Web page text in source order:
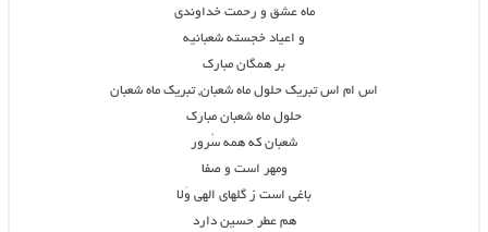
ماه عشق و رحمت خداوندی
و اعیاد خجسته شعبانیه
بر همگان مبارک
اس ام اس تبریک حلول ماه شعبان, تبریک ماه شعبان
حلول ماه شعبان مبارک
شعبان که همه سُرور
ومهر است و صفا
باغی است ز گلهای الهی وَلا
هم عطر حسین دارد